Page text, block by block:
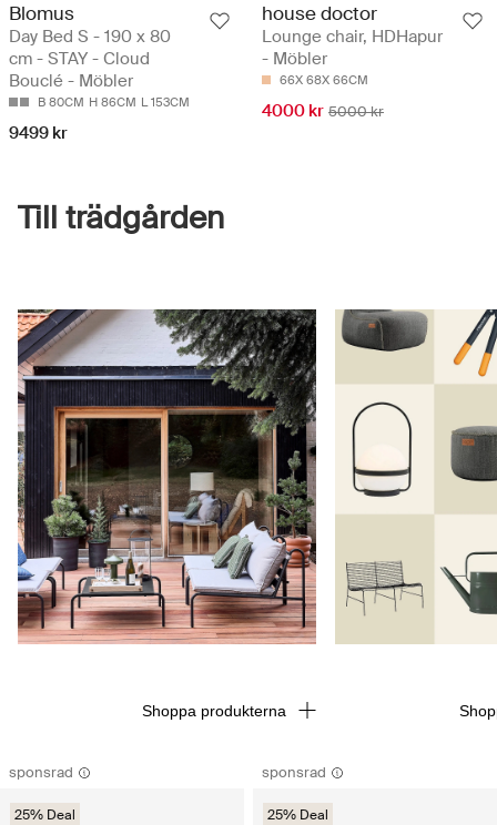
Blomus
Day Bed S - 190 x 80
cm - STAY - Cloud
Bouclé - Möbler
B 80CM H 86CM L 153CM
9499 kr
house doctor
Lounge chair, HDHapur
- Möbler
66X 68X 66CM
4000 kr 5000 kr
sponsrad
25% Deal
sponsrad
25% Deal
Till trädgården
Shoppa produkterna